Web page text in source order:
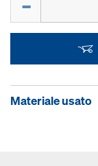
Materiale usato